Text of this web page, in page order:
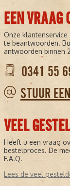
EEN VRAAG
Onze
te beantwoorden.
antwoorden binnen
0341 55
STUUR
VEEL
Heeft u een vraag
bestelproces. De
F.A.Q.
Lees de veel